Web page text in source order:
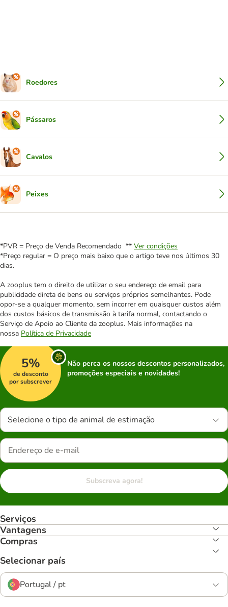
Roedores
Pássaros
Cavalos
Peixes
*PVR = Preço de Venda Recomendado ** Ver condições
*Preço regular = O preço mais baixo que o artigo teve nos últimos 30
dias.
A zooplus tem o direito de utilizar o seu endereço de email para
publicidade direta de bens ou serviços próprios semelhantes. Pode
opor-se a qualquer momento, sem incorrer em quaisquer custos além
dos custos básicos de transmissão à tarifa normal, contactando o
Serviço de Apoio ao Cliente da zooplus. Mais informações na
nossa Política de Privacidade
5%
de desconto
por subscrever
Não perca os nossos descontos personalizados,
promoções especiais e novidades!
Selecione o tipo de animal de estimação
Subscreva agora!
Serviços
Vantagens
Compras
Selecionar país
Portugal / pt